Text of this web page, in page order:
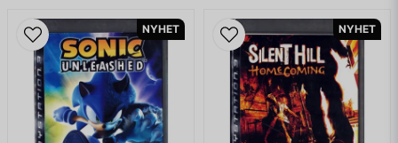
NYHET NYHET